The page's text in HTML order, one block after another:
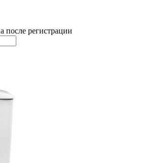
после регистрации